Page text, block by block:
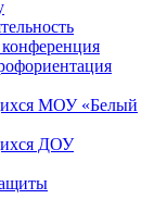
конференция
МОУ «Белый
ДОУ